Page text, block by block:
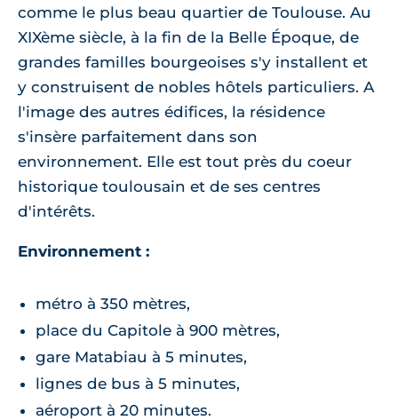
comme le plus beau quartier de Toulouse. Au
XIXème siècle, à la fin de la Belle Époque, de
grandes familles bourgeoises s'y installent et
y construisent de nobles hôtels particuliers. A
l'image des autres édifices, la résidence
s'insère parfaitement dans son
environnement. Elle est tout près du coeur
historique toulousain et de ses centres
d'intérêts.
Environnement :
métro à 350 mètres,
place du Capitole à 900 mètres,
gare Matabiau à 5 minutes,
lignes de bus à 5 minutes,
aéroport à 20 minutes.